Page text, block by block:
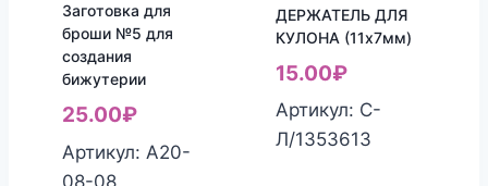
Заготовка для
броши №5 для
создания
бижутерии
25.00₽
Артикул: A20-
08-08
ДЕРЖАТЕЛЬ ДЛЯ
КУЛОНА (11х7мм)
15.00₽
Артикул: С-
Л/1353613